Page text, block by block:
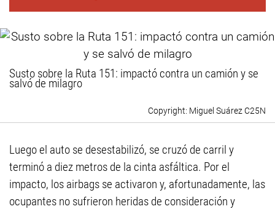
Susto sobre la Ruta 151: impactó contra un camión y se
salvó de milagro
Miguel Suárez C25N
Luego el auto se desestabilizó, se cruzó de carril y
terminó a diez metros de la cinta asfáltica. Por el
impacto, los airbags se activaron y, afortunadamente, las
ocupantes no sufrieron heridas de consideración y